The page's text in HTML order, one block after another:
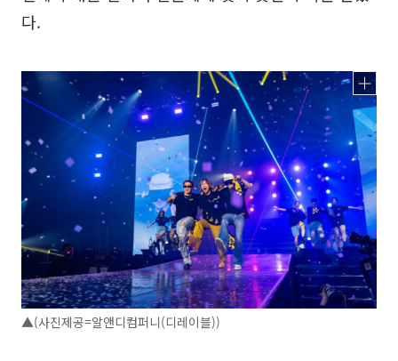
다.
▲(사진제공=알앤디컴퍼니(디레이블))